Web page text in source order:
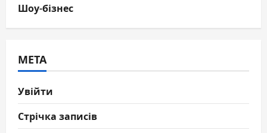
Шоу-бізнес
МЕТА
Увійти
Стрічка записів